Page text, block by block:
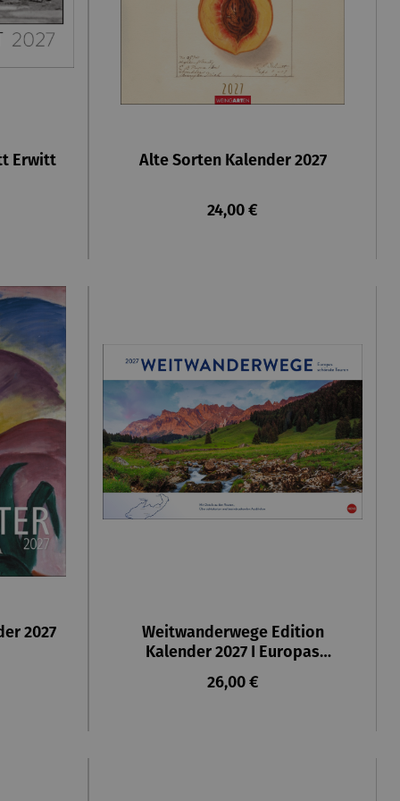
Erwitt
Alte Sorten Kalender 2027
Regulärer Preis:
24,00 €
2027
Weitwanderwege Edition
Kalender 2027 I Europas
schönste Touren
Regulärer Preis:
26,00 €